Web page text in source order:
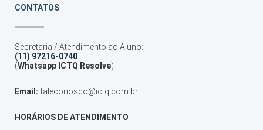
CONTATOS
Secretaria / Atendimento ao Aluno:
(11) 97216-0740
(Whatsapp ICTQ Resolve)
Email: faleconosco@ictq.com.br
HORÁRIOS DE ATENDIMENTO